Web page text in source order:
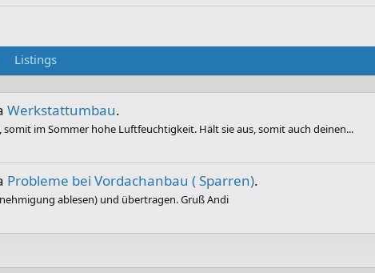
Listings
Werkstattumbau.
somit im Sommer hohe Luftfeuchtigkeit. Hält sie aus, somit auch deinen...
Probleme bei Vordachanbau ( Sparren).
ablesen) und übertragen. Gruß Andi